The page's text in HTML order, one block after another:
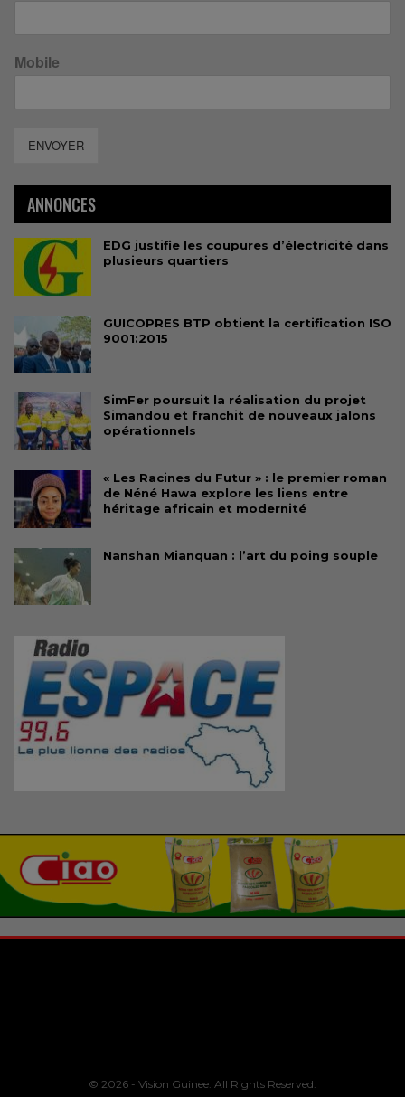
Mobile
ENVOYER
ANNONCES
EDG justifie les coupures d’électricité dans
plusieurs quartiers
GUICOPRES BTP obtient la certification ISO
9001:2015
SimFer poursuit la réalisation du projet
Simandou et franchit de nouveaux jalons
opérationnels
« Les Racines du Futur » : le premier roman
de Néné Hawa explore les liens entre
héritage africain et modernité
Nanshan Mianquan : l’art du poing souple
© 2026 - Vision Guinee. All Rights Reserved.